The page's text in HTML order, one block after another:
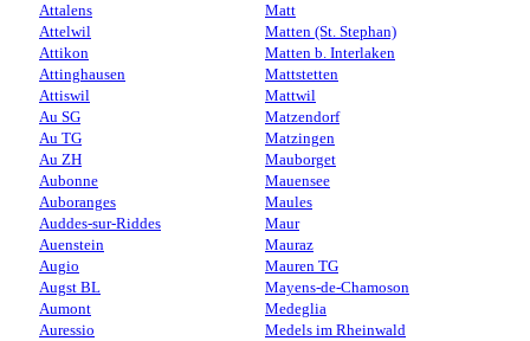
Attalens
Attelwil
Attikon
Attinghausen
Attiswil
Au SG
Au TG
Au ZH
Aubonne
Auboranges
Auddes-sur-Riddes
Auenstein
Augio
Augst BL
Aumont
Auressio
Matt
Matten (St. Stephan)
Matten b. Interlaken
Mattstetten
Mattwil
Matzendorf
Matzingen
Mauborget
Mauensee
Maules
Maur
Mauraz
Mauren TG
Mayens-de-Chamoson
Medeglia
Medels im Rheinwald